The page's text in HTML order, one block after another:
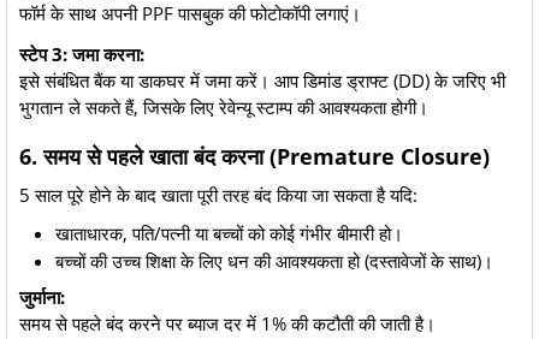
फॉर्म के साथ अपनी PPF पासबुक की फोटोकॉपी लगाएं।
स्टेप 3: जमा करना:
इसे संबंधित बैंक या डाकघर में जमा करें। आप डिमांड ड्राफ्ट (DD) के जरिए भी
भुगतान ले सकते हैं, जिसके लिए रेवेन्यू स्टाम्प की आवश्यकता होगी।
6. समय से पहले खाता बंद करना (Premature Closure)
5 साल पूरे होने के बाद खाता पूरी तरह बंद किया जा सकता है यदि:
खाताधारक, पति/पत्नी या बच्चों को कोई गंभीर बीमारी हो।
बच्चों की उच्च शिक्षा के लिए धन की आवश्यकता हो (दस्तावेजों के साथ)।
जुर्माना:
समय से पहले बंद करने पर ब्याज दर में 1% की कटौती की जाती है।